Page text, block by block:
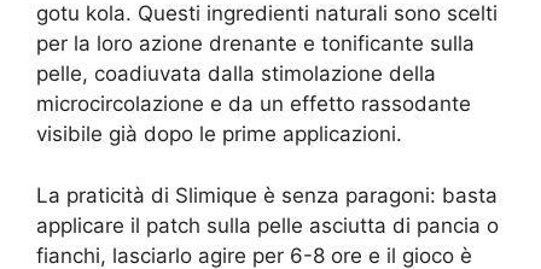
gotu kola. Questi ingredienti naturali sono scelti
per la loro azione drenante e tonificante sulla
pelle, coadiuvata dalla stimolazione della
microcircolazione e da un effetto rassodante
visibile già dopo le prime applicazioni.
La praticità di Slimique è senza paragoni: basta
applicare il patch sulla pelle asciutta di pancia o
fianchi, lasciarlo agire per 6-8 ore e il gioco è